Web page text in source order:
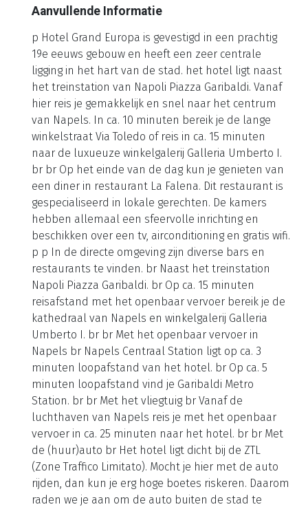
Aanvullende Informatie
p Hotel Grand Europa is gevestigd in een prachtig
19e eeuws gebouw en heeft een zeer centrale
ligging in het hart van de stad. het hotel ligt naast
het treinstation van Napoli Piazza Garibaldi. Vanaf
hier reis je gemakkelijk en snel naar het centrum
van Napels. In ca. 10 minuten bereik je de lange
winkelstraat Via Toledo of reis in ca. 15 minuten
naar de luxueuze winkelgalerij Galleria Umberto I.
br br Op het einde van de dag kun je genieten van
een diner in restaurant La Falena. Dit restaurant is
gespecialiseerd in lokale gerechten. De kamers
hebben allemaal een sfeervolle inrichting en
beschikken over een tv, airconditioning en gratis wifi.
p p In de directe omgeving zijn diverse bars en
restaurants te vinden. br Naast het treinstation
Napoli Piazza Garibaldi. br Op ca. 15 minuten
reisafstand met het openbaar vervoer bereik je de
kathedraal van Napels en winkelgalerij Galleria
Umberto I. br br Met het openbaar vervoer in
Napels br Napels Centraal Station ligt op ca. 3
minuten loopafstand van het hotel. br Op ca. 5
minuten loopafstand vind je Garibaldi Metro
Station. br br Met het vliegtuig br Vanaf de
luchthaven van Napels reis je met het openbaar
vervoer in ca. 25 minuten naar het hotel. br br Met
de (huur)auto br Het hotel ligt dicht bij de ZTL
(Zone Traffico Limitato). Mocht je hier met de auto
rijden, dan kun je erg hoge boetes riskeren. Daarom
raden we je aan om de auto buiten de stad te